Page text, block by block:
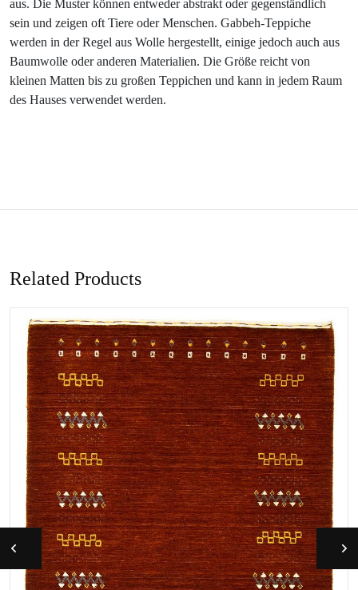
aus. Die Muster können entweder abstrakt oder gegenständlich
sein und zeigen oft Tiere oder Menschen. Gabbeh-Teppiche
werden in der Regel aus Wolle hergestellt, einige jedoch auch aus
Baumwolle oder anderen Materialien. Die Größe reicht von
kleinen Matten bis zu großen Teppichen und kann in jedem Raum
des Hauses verwendet werden.
Related Products